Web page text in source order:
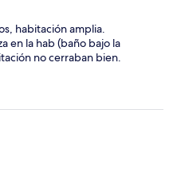
habitación amplia.
en la hab (baño bajo la
no cerraban bien.